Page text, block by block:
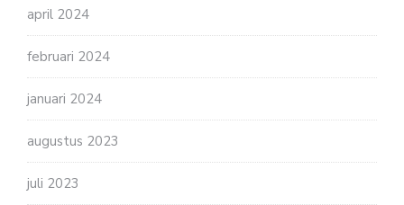
april 2024
februari 2024
januari 2024
augustus 2023
juli 2023